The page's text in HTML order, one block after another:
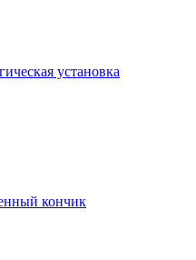
установка
кончик